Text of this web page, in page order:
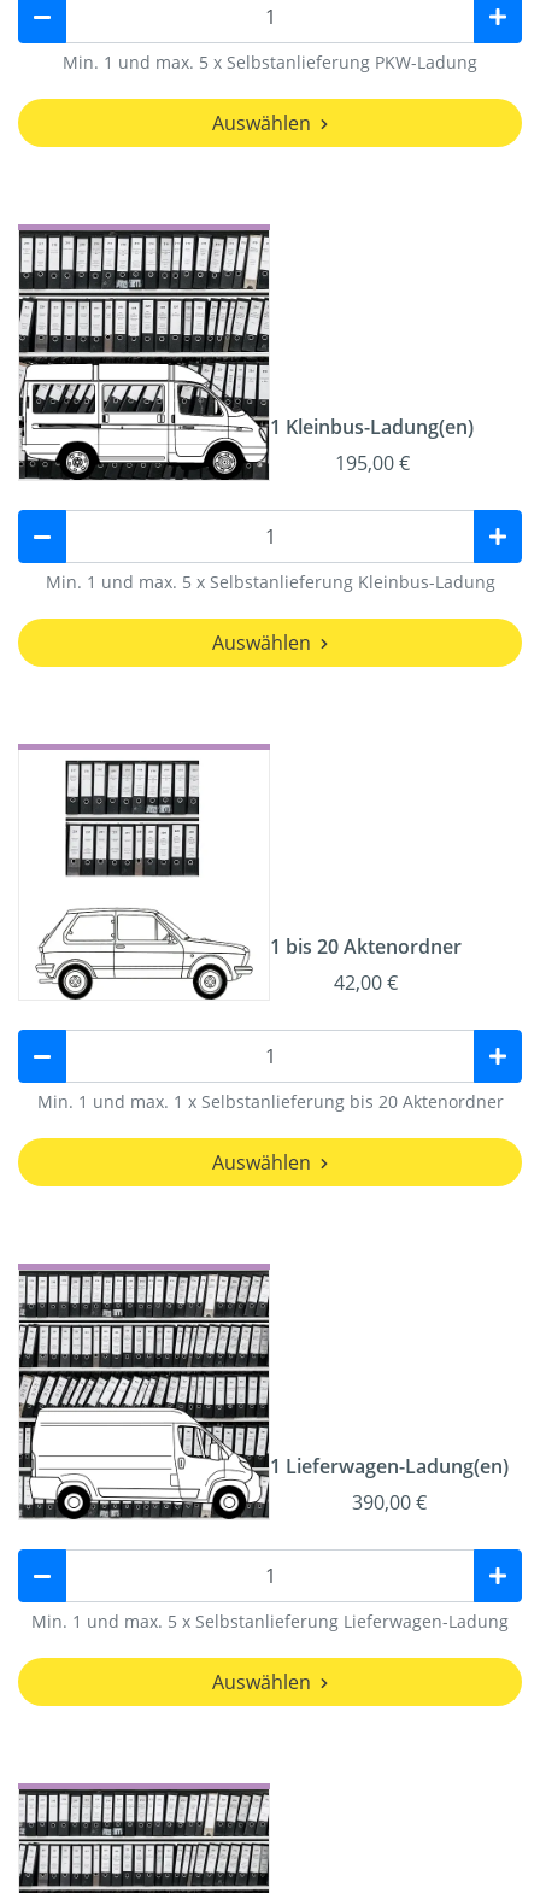
Min. 1 und max. 5 x Selbstanlieferung PKW-Ladung
Auswählen
1 Kleinbus-Ladung(en)
195,00 €
Min. 1 und max. 5 x Selbstanlieferung Kleinbus-Ladung
Auswählen
1 bis 20 Aktenordner
42,00 €
Min. 1 und max. 1 x Selbstanlieferung bis 20 Aktenordner
Auswählen
1 Lieferwagen-Ladung(en)
390,00 €
Min. 1 und max. 5 x Selbstanlieferung Lieferwagen-Ladung
Auswählen